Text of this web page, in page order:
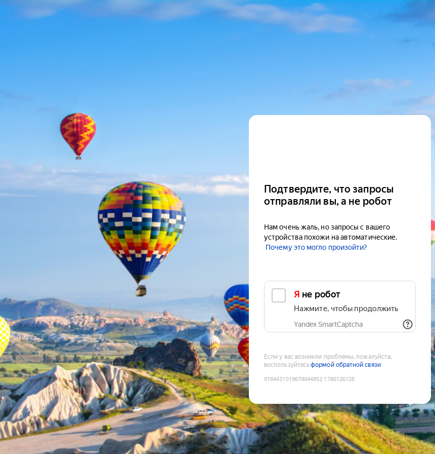
Подтвердите, что запросы
отправляли вы, а не робот
Нам очень жаль, но запросы с вашего
устройства похожи на автоматические.
Почему это могло произойти?
Я не робот
Нажмите, чтобы продолжить
Yandex SmartCaptcha
Если у вас возникли проблемы, пожалуйста,
воспользуйтесьформой обратной связи
9184431019679044852:1786126128